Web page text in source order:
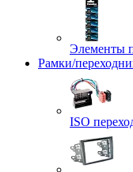
Элементы
Рамки/
ISO